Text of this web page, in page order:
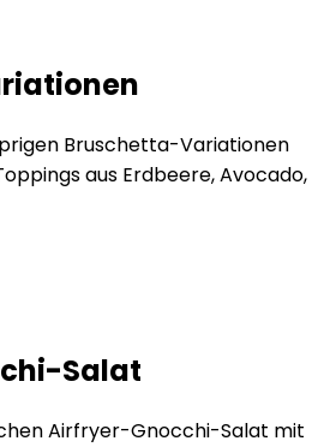
Bruschetta-Variationen
aus Erdbeere, Avocado,
Salat
Airfryer-Gnocchi-Salat mit